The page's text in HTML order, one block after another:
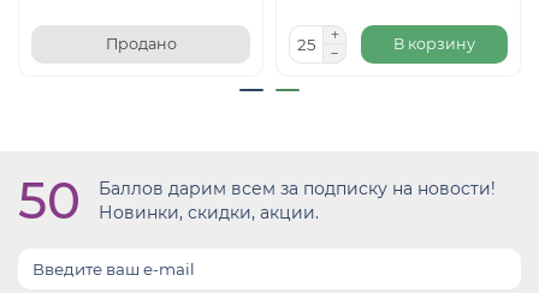
Продано В корзину
50
Баллов дарим всем за подписку на новости!
Новинки, скидки, акции.